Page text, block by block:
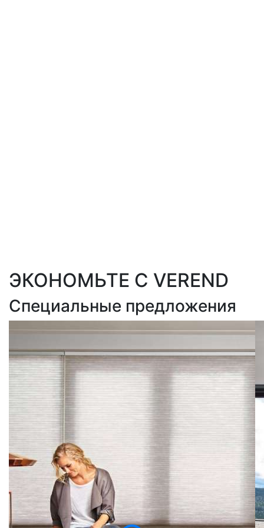
ЭКОНОМЬТЕ С VEREND
Специальные предложения